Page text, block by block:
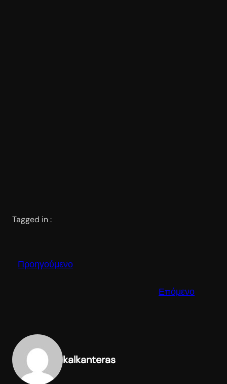
Tagged in :
Προηγούμενο
Επόμενο
kalkanteras